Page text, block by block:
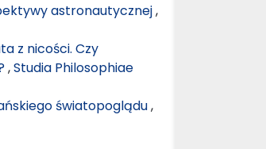
astronautycznej,
z nicości. Czy
,Studia Philosophiae
światopoglądu,